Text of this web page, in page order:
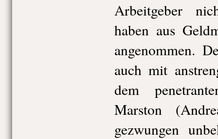
Arbeitgeber
haben aus
angenommen.
auch mit
dem
Marston
gezwungen